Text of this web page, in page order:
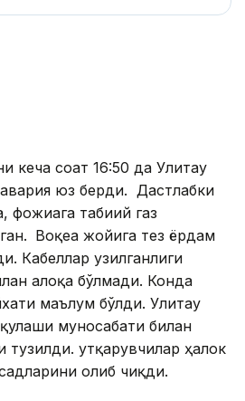
кеча соат 16:50 да Улитау
юз берди. Дастлабки
фожиага табиий газ
Воқеа жойига тез ёрдам
Кабеллар узилганлиги
алоқа бўлмади. Конда
маълум бўлди. Улитау
муносабати билан
Қутқарувчилар ҳалок
олиб чиқди.